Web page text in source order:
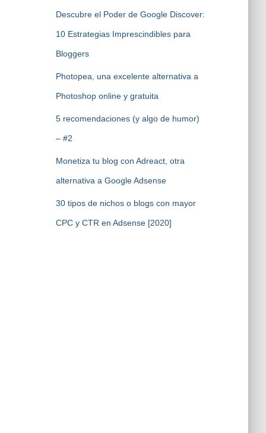
Descubre el Poder de Google Discover:
10 Estrategias Imprescindibles para
Bloggers
Photopea, una excelente alternativa a
Photoshop online y gratuita
5 recomendaciones (y algo de humor)
– #2
Monetiza tu blog con Adreact, otra
alternativa a Google Adsense
30 tipos de nichos o blogs con mayor
CPC y CTR en Adsense [2020]